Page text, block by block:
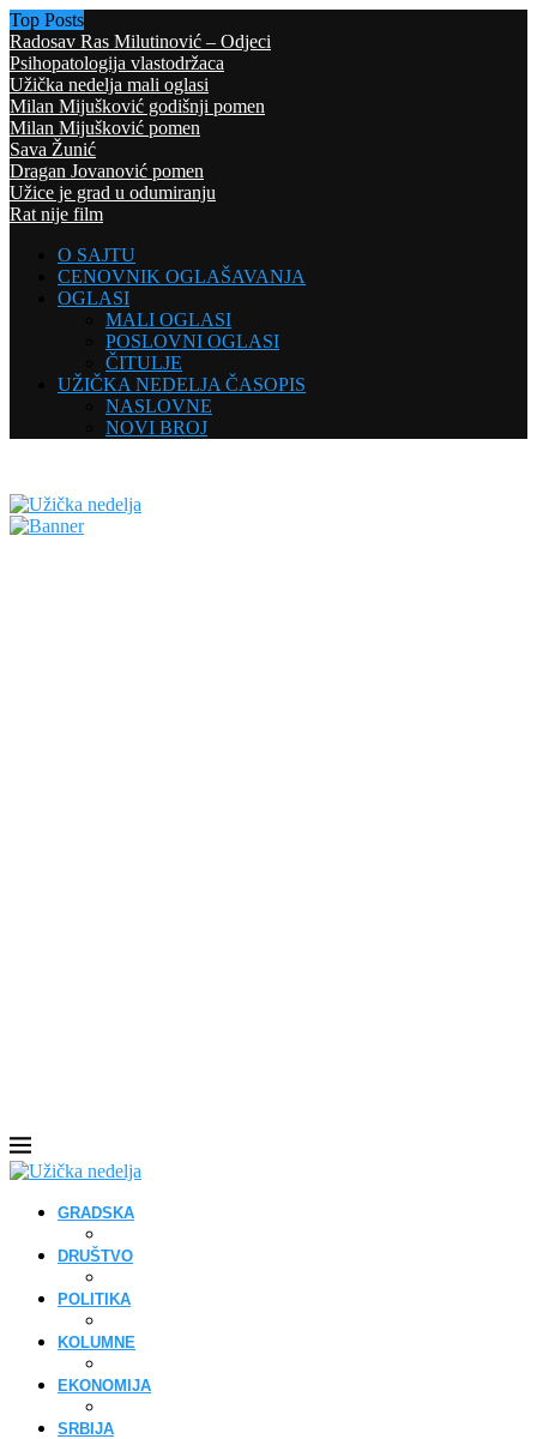
Top Posts
Radosav Ras Milutinović – Odjeci
Psihopatologija vlastodržaca
Užička nedelja mali oglasi
Milan Mijušković godišnji pomen
Milan Mijušković pomen
Sava Žunić
Dragan Jovanović pomen
Užice je grad u odumiranju
Rat nije film
O SAJTU
CENOVNIK OGLAŠAVANJA
OGLASI
MALI OGLASI
POSLOVNI OGLASI
ČITULJE
UŽIČKA NEDELJA ČASOPIS
NASLOVNE
NOVI BROJ
GRADSKA
DRUŠTVO
POLITIKA
KOLUMNE
EKONOMIJA
SRBIJA